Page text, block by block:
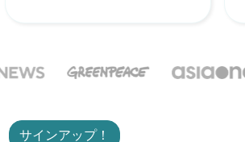
サインアップ！